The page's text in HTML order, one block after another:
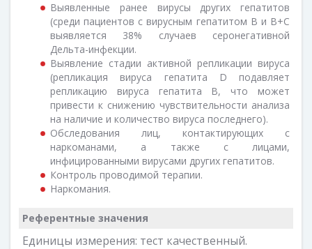
Выявленные ранее вирусы других гепатитов
(среди пациентов с вирусным гепатитом В и В+С
выявляется 38% случаев серонегативной
Дельта-инфекции.
Выявление стадии активной репликации вируса
(репликация вируса гепатита D подавляет
репликацию вируса гепатита В, что может
привести к снижению чувствительности анализа
на наличие и количество вируса последнего).
Обследования лиц, контактирующих с
наркоманами, а также с лицами,
инфицированными вирусами других гепатитов.
Контроль проводимой терапии.
Наркомания.
Референтные значения
Единицы измерения: тест качественный.